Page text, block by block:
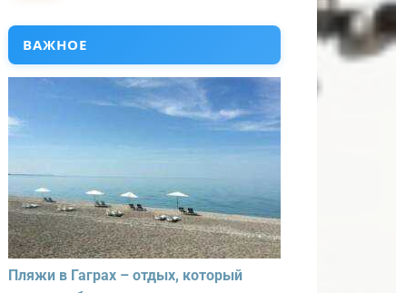
ВАЖНОЕ
Пляжи в Гаграх – отдых, который